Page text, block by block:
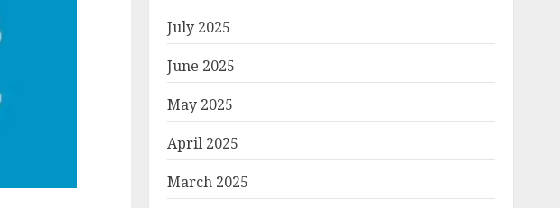
July 2025
June 2025
May 2025
April 2025
March 2025